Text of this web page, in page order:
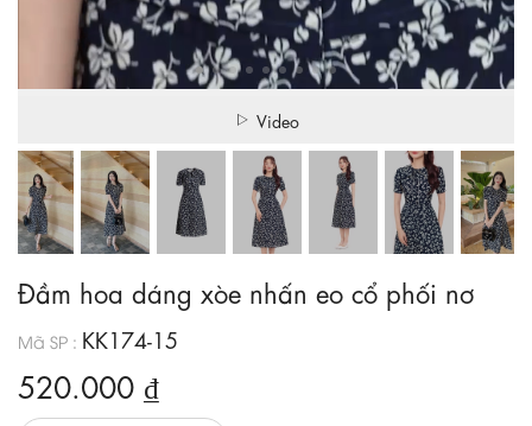
Video
Đầm hoa dáng xòe nhấn eo cổ phối nơ
Mã SP : KK174-15
520.000 ₫